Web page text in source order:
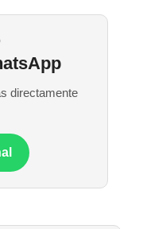
directamente